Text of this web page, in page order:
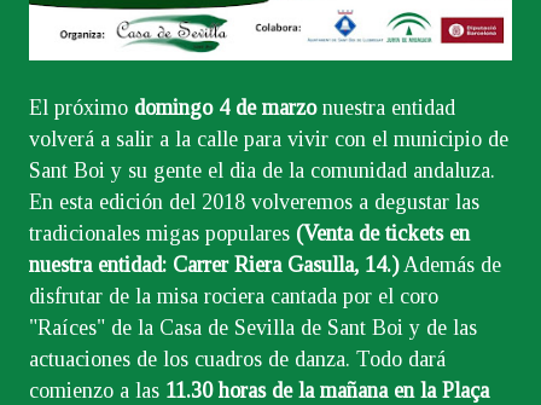
El próximo domingo 4 de marzonuestra entidad
volverá a salir a la calle para vivir con el municipio de
Sant Boi y su gente el dia de la comunidad andaluza.
En esta edición del 2018 volveremos a degustar las
tradicionales migas populares (Venta de tickets en
nuestra entidad: Carrer Riera Gasulla, 14.)Además de
disfrutar de la misa rociera cantada por el coro
"Raíces" de la Casa de Sevilla de Sant Boi y de las
actuaciones de los cuadros de danza. Todo dará
comienzo a las 11.30 horas de la mañana en la Plaça